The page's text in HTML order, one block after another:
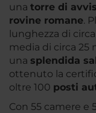
una torre di
rovine romane.
lunghezza di
media di circa 25
una splendida
ottenuto la
oltre 100 posti
Con 55 camere e